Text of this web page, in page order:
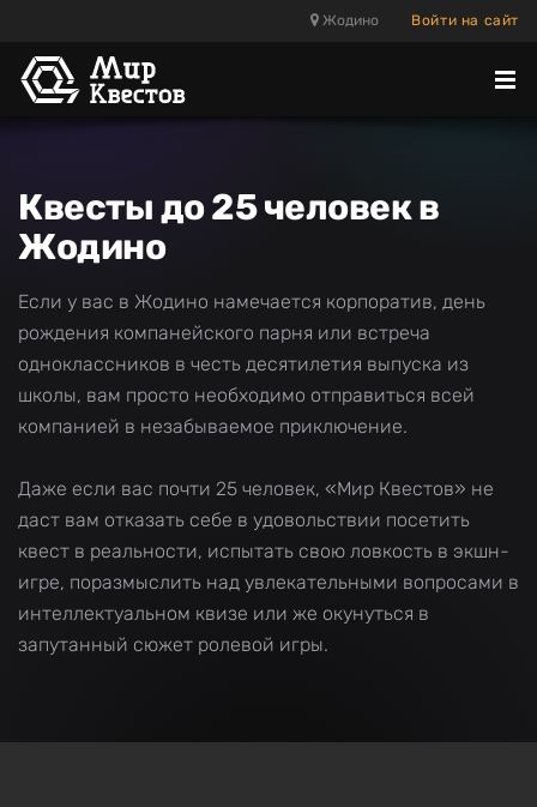
Жодино Войти на сайт
Квесты до 25 человек в
Жодино
Если у вас в Жодино намечается корпоратив, день
рождения компанейского парня или встреча
одноклассников в честь десятилетия выпуска из
школы, вам просто необходимо отправиться всей
компанией в незабываемое приключение.
Даже если вас почти 25 человек, «Мир Квестов» не
даст вам отказать себе в удовольствии посетить
квест в реальности, испытать свою ловкость в экшн-
игре, поразмыслить над увлекательными вопросами в
интеллектуальном квизе или же окунуться в
запутанный сюжет ролевой игры.